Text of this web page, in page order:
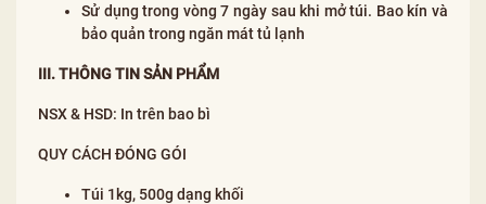
Sử dụng trong vòng 7 ngày sau khi mở túi. Bao kín và
bảo quản trong ngăn mát tủ lạnh
III. THÔNG TIN SẢN PHẨM
NSX & HSD: In trên bao bì
QUY CÁCH ĐÓNG GÓI
Túi 1kg, 500g dạng khối